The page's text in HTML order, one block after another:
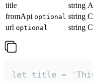
title
string
fromApi optional string
url optional string
let title =